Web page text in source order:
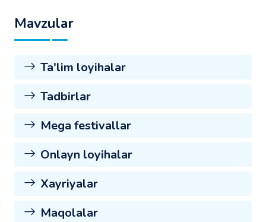
Mavzular
Ta'lim loyihalar
Tadbirlar
Mega festivallar
Onlayn loyihalar
Xayriyalar
Maqolalar